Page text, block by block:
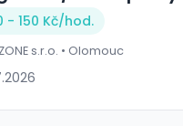
- 150 Kč/hod.
s.r.o. • Olomouc